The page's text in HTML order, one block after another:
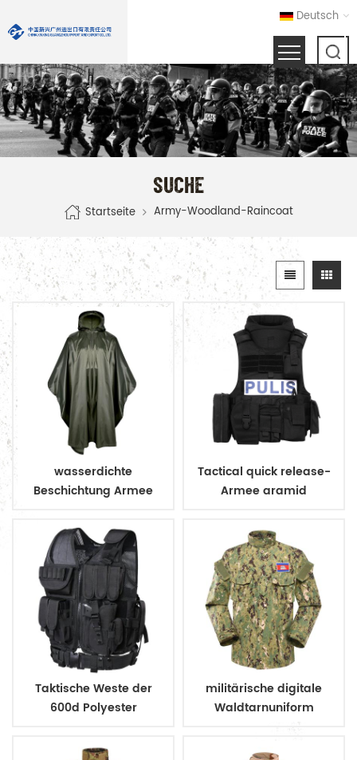
Deutsch
SUCHE
Startseite Army-Woodland-Raincoat
wasserdichte
Beschichtung Armee
Poncho
Tactical quick release-
Armee aramid
Taktische Weste der
600d Polyester
militärische digitale
Waldtarnuniform